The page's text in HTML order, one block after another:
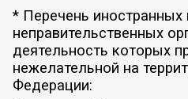
* Перечень
неправительственных
деятельность которых
нежелательной на
Федерации: